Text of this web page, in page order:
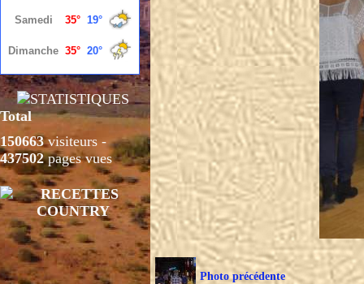
Total
150663visiteurs -
437502pages vues
Photo précédente